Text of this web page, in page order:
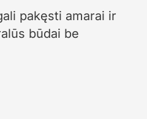
pakęsti amarai ir
būdai be